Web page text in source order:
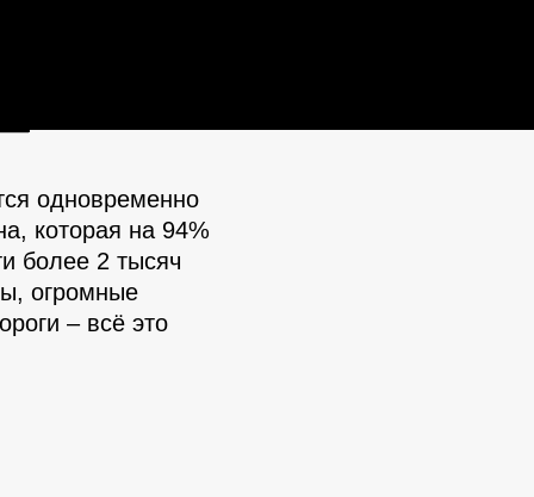
одновременно
которая на 94%
более 2 тысяч
огромные
– всё это